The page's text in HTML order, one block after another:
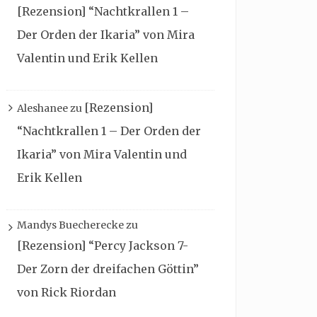
[Rezension] “Nachtkrallen 1 –
Der Orden der Ikaria” von Mira
Valentin und Erik Kellen
Aleshaneezu [Rezension]
“Nachtkrallen 1 – Der Orden der
Ikaria” von Mira Valentin und
Erik Kellen
Mandys Buechereckezu
[Rezension] “Percy Jackson 7-
Der Zorn der dreifachen Göttin”
von Rick Riordan